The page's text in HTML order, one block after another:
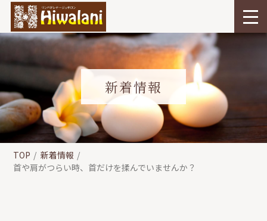
新着情報
TOP
新着情報
首や肩がつらい時、首だけを揉んでいませんか？